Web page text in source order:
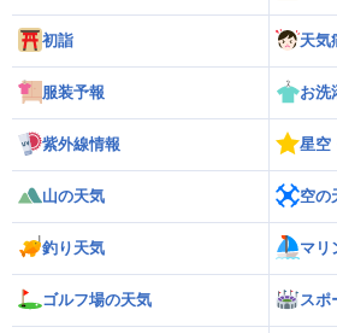
初詣 天気
服装予報 お洗
紫外線情報 星空
山の天気 空の
釣り天気 マリ
ゴルフ場の天気 スポ